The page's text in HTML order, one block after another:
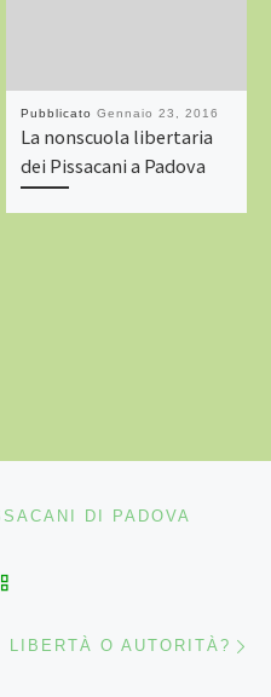
Pubblicato Gennaio 23, 2016
La nonscuola libertaria
dei Pissacani a Padova
DI PADOVA
LIBERTÀ O AUTORITÀ?